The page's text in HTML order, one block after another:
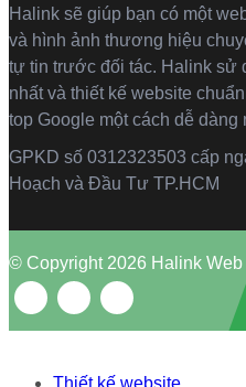
Halink sẽ giúp bạn có một
và hình ảnh thương hiệu
tự tin trước đối tác. Halink sử
nhất và thiết kế website
top Google một cách dễ dàng
GPKD số 0312323503 cấp
Hoạch và Đầu Tư TP.HCM
© Copyright 2026 Halink Web
Thiết kế website